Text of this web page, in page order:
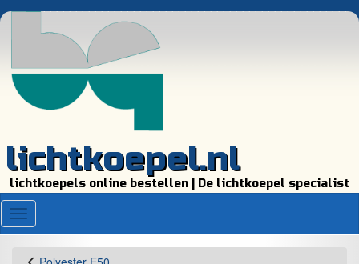
lichtkoepel.nl
lichtkoepels online bestellen | De lichtkoepel specialist
Menu